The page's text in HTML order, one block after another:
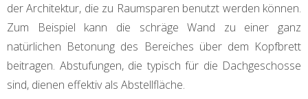
der Architektur, die zu Raumsparen benutzt werden können.
Zum Beispiel kann die schräge Wand zu einer ganz
natürlichen Betonung des Bereiches über dem Kopfbrett
beitragen. Abstufungen, die typisch für die Dachgeschosse
sind, dienen effektiv als Abstellfläche.